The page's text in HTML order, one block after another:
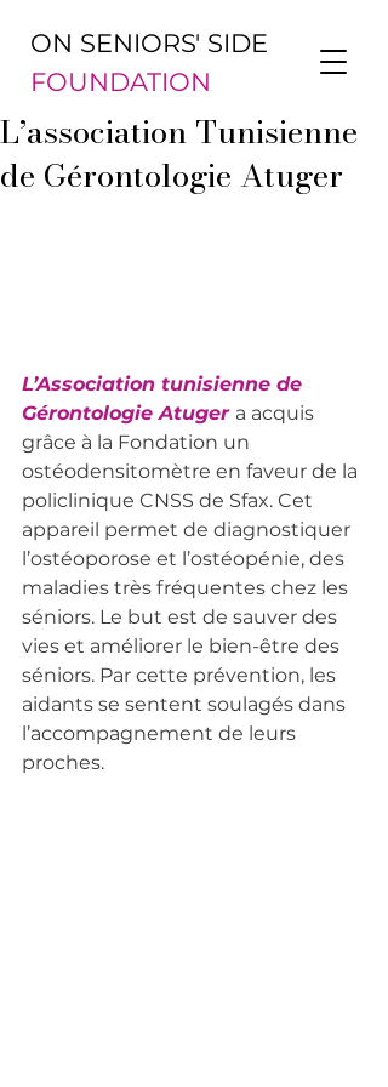
ON SENIORS' SIDE
FOUNDATION
L’association Tunisienne
de Gérontologie Atuger
L’Association tunisienne de
Gérontologie Atuger a acquis
grâce à la Fondation un
ostéodensitomètre en faveur de la
policlinique CNSS de Sfax. Cet
appareil permet de diagnostiquer
l’ostéoporose et l’ostéopénie, des
maladies très fréquentes chez les
séniors. Le but est de sauver des
vies et améliorer le bien-être des
séniors. Par cette prévention, les
aidants se sentent soulagés dans
l’accompagnement de leurs
proches.